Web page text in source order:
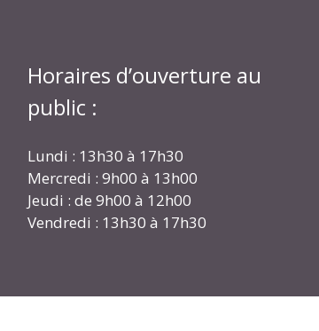
Horaires d’ouverture au
public :
Lundi : 13h30 à 17h30
Mercredi : 9h00 à 13h00
Jeudi : de 9h00 à 12h00
Vendredi : 13h30 à 17h30